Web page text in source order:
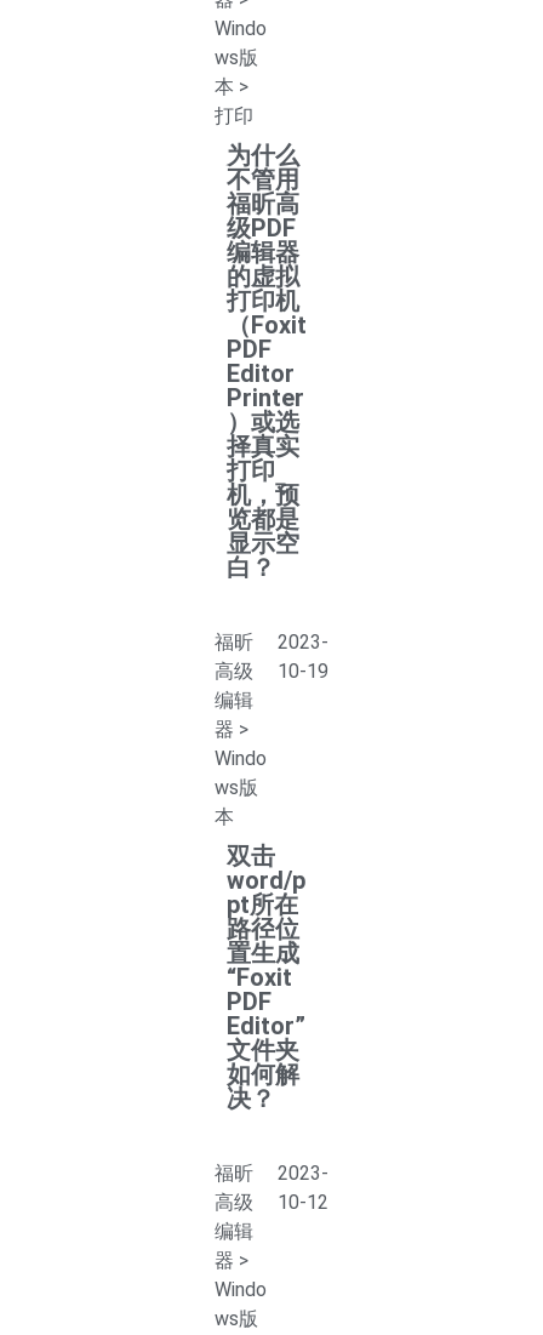
Windo
ws版
本 >
打印
为什么
不管用
福昕高
级PDF
编辑器
的虚拟
打印机
（Foxit
PDF
Editor
Printer
）或选
择真实
打印
机，预
览都是
显示空
白？
福昕
高级
编辑
器 >
Windo
ws版
本
2023-
10-19
双击
word/p
pt所在
路径位
置生成
“Foxit
PDF
Editor”
文件夹
如何解
决？
福昕
高级
编辑
器 >
Windo
ws版
2023-
10-12